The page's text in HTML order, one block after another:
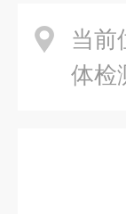
当前
体检